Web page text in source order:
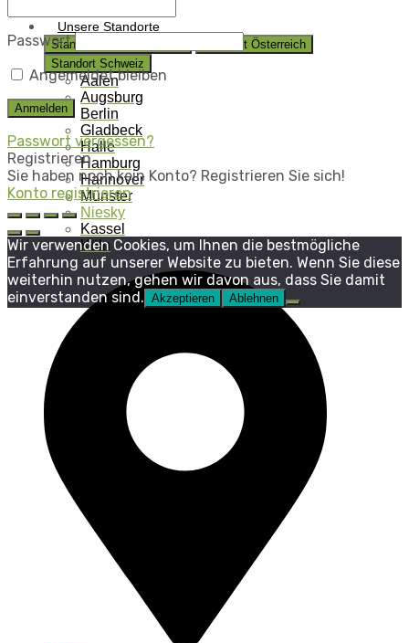
Unsere Standorte
Standorte in Deutschland
Standort Österreich
Standort Schweiz
Aalen
Augsburg
Berlin
Gladbeck
Halle
Hamburg
Hannover
Münster
Niesky
Kassel
Köln
Passwort
Angemeldet bleiben
Passwort vergessen?
Registrieren
Sie haben noch kein Konto? Registrieren Sie sich!
Konto registrieren
Wir verwenden Cookies, um Ihnen die bestmögliche
Erfahrung auf unserer Website zu bieten. Wenn Sie diese
weiterhin nutzen, gehen wir davon aus, dass Sie damit
einverstanden sind. Akzeptieren Ablehnen